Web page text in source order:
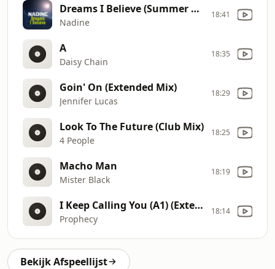
Dreams I Believe (Summer Mix)
Nadine
18:41
A
Daisy Chain
18:35
Goin' On (Extended Mix)
Jennifer Lucas
18:29
Look To The Future (Club Mix)
4 People
18:25
Macho Man
Mister Black
18:19
I Keep Calling You (A1) (Extended Mix)
Prophecy
18:14
Bekijk Afspeellijst